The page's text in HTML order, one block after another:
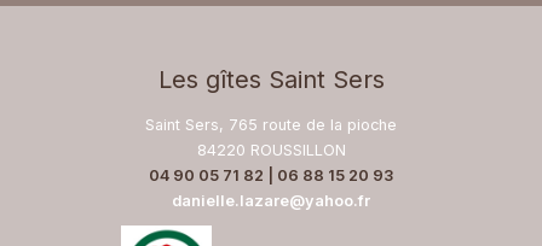
Les gîtes Saint Sers
Saint Sers, 765 route de la pioche
84220 ROUSSILLON
04 90 05 71 82 | 06 88 15 20 93
danielle.lazare@yahoo.fr